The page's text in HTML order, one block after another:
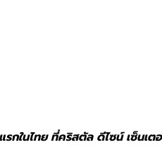
นไทย ที่คริสตัล ดีไซน์ เซ็นเต